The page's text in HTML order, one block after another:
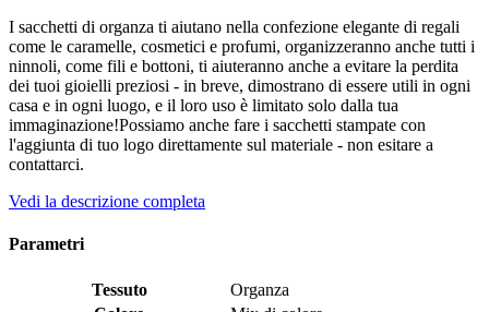
I sacchetti di organza ti aiutano nella confezione elegante di regali
come le caramelle, cosmetici e profumi, organizzeranno anche tutti i
ninnoli, come fili e bottoni, ti aiuteranno anche a evitare la perdita
dei tuoi gioielli preziosi - in breve, dimostrano di essere utili in ogni
casa e in ogni luogo, e il loro uso è limitato solo dalla tua
immaginazione!Possiamo anche fare i sacchetti stampate con
l'aggiunta di tuo logo direttamente sul materiale - non esitare a
contattarci.
Vedi la descrizione completa
Parametri
Tessuto
Organza